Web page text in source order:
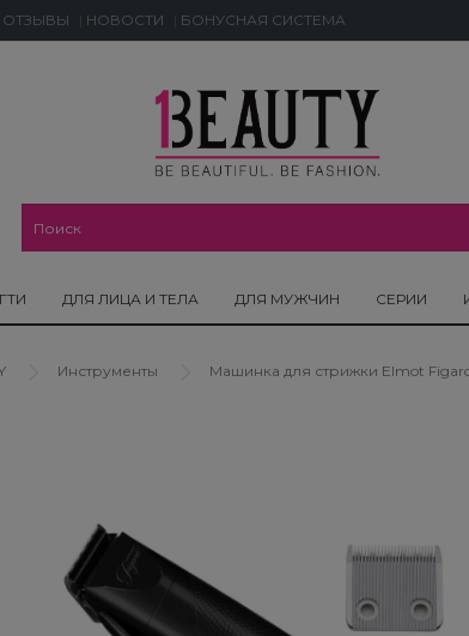
ОТЗЫВЫ НОВОСТИ БОНУСНАЯ СИСТЕМА
ДЛЯ ЛИЦА И ТЕЛА ДЛЯ МУЖЧИН СЕРИИ
Инструменты Машинка для стрижки Elmot